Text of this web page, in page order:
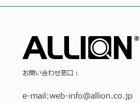
お問い合わせ窓口：
e-mail:web-info@allion.co.jp